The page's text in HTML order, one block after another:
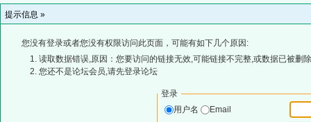
提示信息 »
您没有登录或者您没有权限访问此页面，可能有如下几个原因:
读取数据错误,原因：您要访问的链接无效,可能链接不完整,或数据已被删
您还不是论坛会员,请先登录论坛
登录
用户名
Email